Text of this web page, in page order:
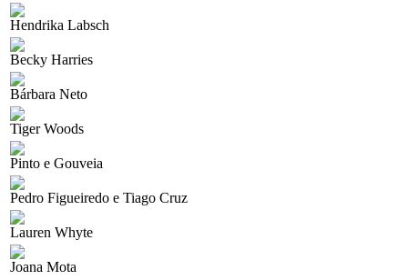
Hendrika Labsch
Becky Harries
Bárbara Neto
Tiger Woods
Pinto e Gouveia
Pedro Figueiredo e Tiago Cruz
Lauren Whyte
Joana Mota